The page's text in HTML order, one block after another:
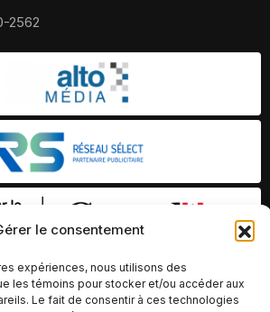
le consentement
expériences, nous utilisons des
les témoins pour stocker et/ou accéder aux
Le fait de consentir à ces technologies
2562